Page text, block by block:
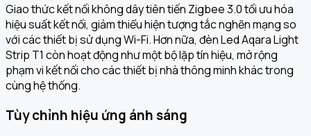
Giao thức kết nối không dây tiên tiến Zigbee 3.0 tối ưu hóa
hiệu suất kết nối, giảm thiểu hiện tượng tắc nghẽn mạng so
với các thiết bị sử dụng Wi-Fi. Hơn nữa, đèn Led Aqara Light
Strip T1 còn hoạt động như một bộ lặp tín hiệu, mở rộng
phạm vi kết nối cho các thiết bị nhà thông minh khác trong
cùng hệ thống.
Tùy chỉnh hiệu ứng ánh sáng